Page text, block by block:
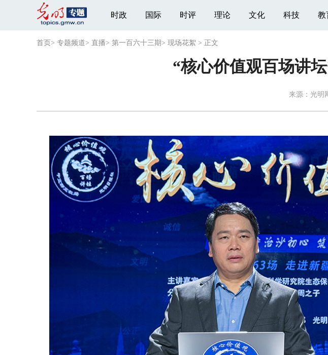
时政 国际 时评 理论 文化 科技 教
首页 > 专题频道> 直播> 第一百六十三期> 现场花絮 > 正文
“核心价值观百场讲
来源： 光明